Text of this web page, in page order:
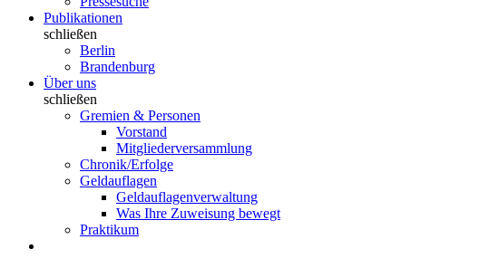
Publikationen
schließen
Berlin
Brandenburg
Über uns
schließen
Gremien & Personen
Vorstand
Mitgliederversammlung
Chronik/Erfolge
Geldauflagen
Geldauflagenverwaltung
Was Ihre Zuweisung bewegt
Praktikum